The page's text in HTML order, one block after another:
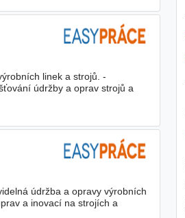
linek a strojů. -
údržby a oprav strojů a
údržba a opravy výrobních
a inovací na strojích a